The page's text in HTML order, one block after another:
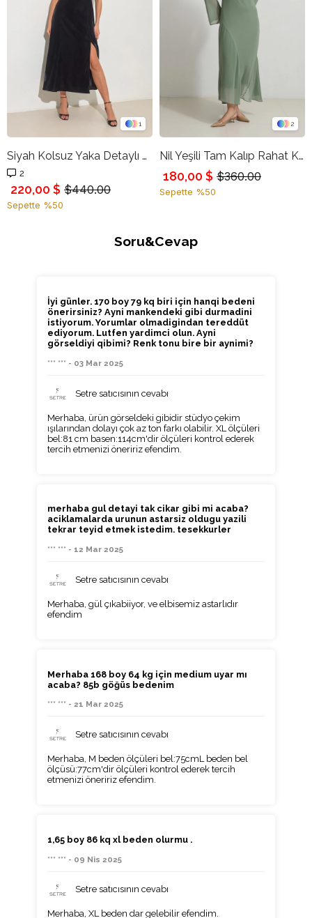
1
Siyah Kolsuz Yaka Detaylı Belden Oturtmalı Kadife Elbise
2
$440.00
220,00 $
Sepette %50
2
Nil Yeşili Tam Kalıp Rahat Kesim Boyun Ve Etek Detaylı Elbise
$360.00
180,00 $
Sepette %50
Soru&Cevap
İyi günler. 170 boy 79 kq biri için hanqi bedeni
önerirsiniz? Ayni mankendeki gibi durmadini
istiyorum. Yorumlar olmadigindan tereddüt
ediyorum. Lutfen yardimci olun. Ayni
görseldiyi qibimi? Renk tonu bire bir aynimi?
*** *** - 03 Mar 2025
Setre satıcısının cevabı
Merhaba, ürün görseldeki gibidir stüdyo çekim
ışılarından dolayı çok az ton farkı olabilir. XL ölçüleri
bel:81 cm basen:114cm'dir ölçüleri kontrol ederek
tercih etmenizi öneririz efendim.
merhaba gul detayi tak cikar gibi mi acaba?
aciklamalarda urunun astarsiz oldugu yazili
tekrar teyid etmek istedim. tesekkurler
*** *** - 12 Mar 2025
Setre satıcısının cevabı
Merhaba, gül çıkabiiyor, ve elbisemiz astarlıdır
efendim
Merhaba 168 boy 64 kg için medium uyar mı
acaba? 85b göğüs bedenim
*** *** - 21 Mar 2025
Setre satıcısının cevabı
Merhaba, M beden ölçüleri bel:75cmL beden bel
ölçüsü:77cm'dir ölçüleri kontrol ederek tercih
etmenizi öneririz efendim.
1,65 boy 86 kq xl beden olurmu .
*** *** - 09 Nis 2025
Setre satıcısının cevabı
Merhaba, XL beden dar gelebilir efendim.